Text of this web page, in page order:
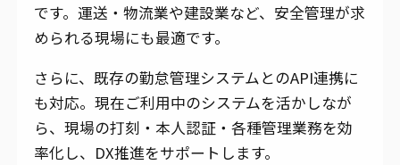
です。運送・物流業や建設業など、安全管理が求
められる現場にも最適です。
さらに、既存の勤怠管理システムとのAPI連携に
も対応。現在ご利用中のシステムを活かしなが
ら、現場の打刻・本人認証・各種管理業務を効
率化し、DX推進をサポートします。